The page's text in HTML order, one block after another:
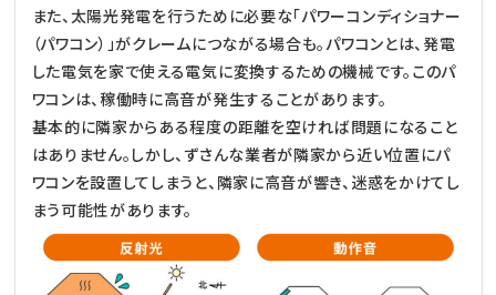
また、太陽光発電を行うために必要な「パワーコンディショナー
（パワコン）」がクレームにつながる場合も。パワコンとは、発電
した電気を家で使える電気に変換するための機械です。このパ
ワコンは、稼働時に高音が発生することがあります。
基本的に隣家からある程度の距離を空ければ問題になること
はありません。しかし、ずさんな業者が隣家から近い位置にパ
ワコンを設置してしまうと、隣家に高音が響き、迷惑をかけてし
まう可能性があります。